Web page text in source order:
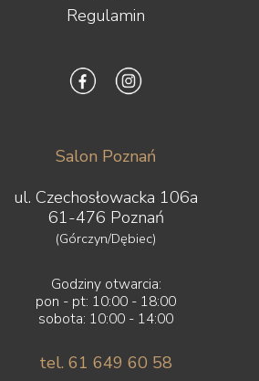
Regulamin
Salon Poznań
ul. Czechosłowacka 106a
61-476 Poznań
(Górczyn/Dębiec)
Godziny otwarcia:
pon - pt: 10:00 - 18:00
sobota: 10:00 - 14:00
tel. 61 649 60 58